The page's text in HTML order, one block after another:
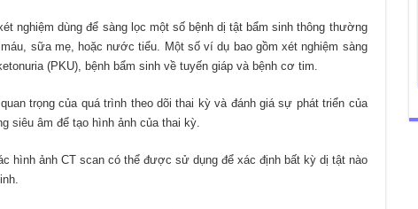
nghiệm dùng để sàng lọc một số bệnh dị tật bẩm sinh thông thường
sữa mẹ, hoặc nước tiểu. Một số ví dụ bao gồm xét nghiệm sàng
(PKU), bệnh bẩm sinh về tuyến giáp và bệnh cơ tim.
trọng của quá trình theo dõi thai kỳ và đánh giá sự phát triển của
siêu âm để tạo hình ảnh của thai kỳ.
hình ảnh CT scan có thể được sử dụng để xác định bất kỳ dị tật nào